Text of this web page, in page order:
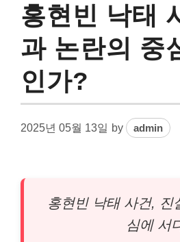
홍현빈 낙태
과 논란의 중
인가?
2025년 05월 13일 by admin
홍현빈 낙태 사건, 진
심에 서